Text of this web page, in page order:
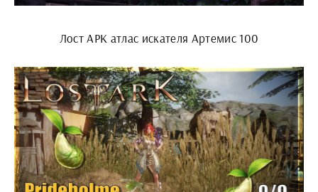
Лост АРК атлас искателя Артемис 100